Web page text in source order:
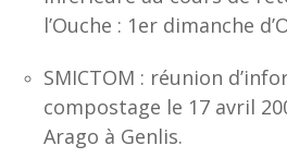
l’Ouche : 1er dimanche
SMICTOM : réunion
compostage le 17 avril
Arago à Genlis.